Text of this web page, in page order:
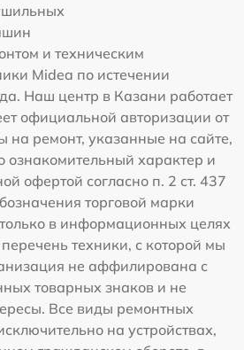
и техническим
Midea по истечении
Наш центр в Казани работает
официальной авторизации от
на ремонт, указанные на сайте,
ознакомительный характер и
офертой согласно п. 2 ст. 437
торговой марки
в информационных целях
техники, с которой мы
не аффилирована с
товарных знаков и не
Все виды ремонтных
на устройствах,